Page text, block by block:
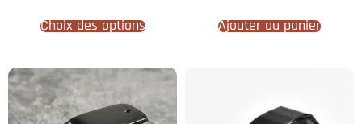
Choix des options Ajouter au panier